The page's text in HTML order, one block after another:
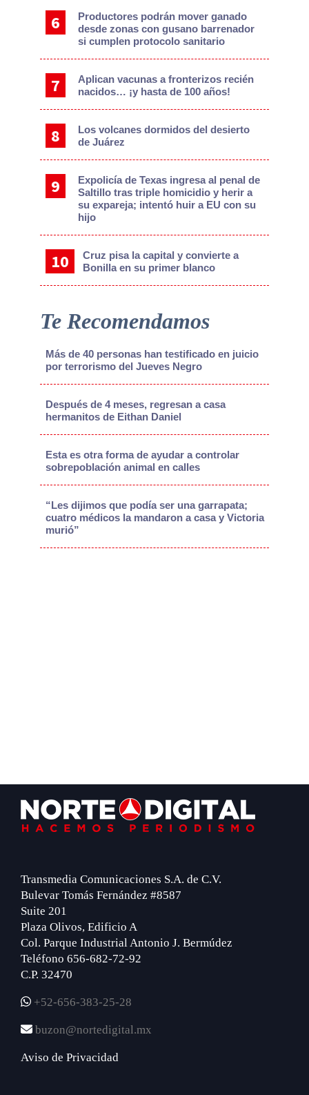
Productores podrán mover ganado
desde zonas con gusano barrenador
si cumplen protocolo sanitario
Aplican vacunas a fronterizos recién
nacidos… ¡y hasta de 100 años!
Los volcanes dormidos del desierto
de Juárez
Expolicía de Texas ingresa al penal de
Saltillo tras triple homicidio y herir a
su expareja; intentó huir a EU con su
hijo
Cruz pisa la capital y convierte a
Bonilla en su primer blanco
Te Recomendamos
Más de 40 personas han testificado en juicio
por terrorismo del Jueves Negro
Después de 4 meses, regresan a casa
hermanitos de Eithan Daniel
Esta es otra forma de ayudar a controlar
sobrepoblación animal en calles
“Les dijimos que podía ser una garrapata;
cuatro médicos la mandaron a casa y Victoria
murió”
Footer
Transmedia Comunicaciones S.A. de C.V.
Bulevar Tomás Fernández #8587
Suite 201
Plaza Olivos, Edificio A
Col. Parque Industrial Antonio J. Bermúdez
Teléfono 656-682-72-92
C.P. 32470
+52-656-383-25-28
buzon@nortedigital.mx
Aviso de Privacidad